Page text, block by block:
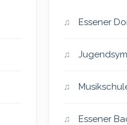
Essener
Essener